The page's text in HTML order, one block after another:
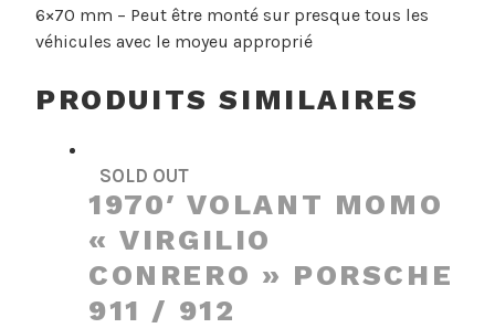
6×70 mm – Peut être monté sur presque tous les
véhicules avec le moyeu approprié
PRODUITS SIMILAIRES
SOLD OUT
1970′ VOLANT MOMO
« VIRGILIO
CONRERO » PORSCHE
911 / 912